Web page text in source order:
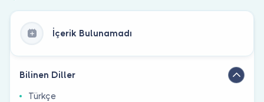
İçerik Bulunamadı
Bilinen Diller
Türkçe